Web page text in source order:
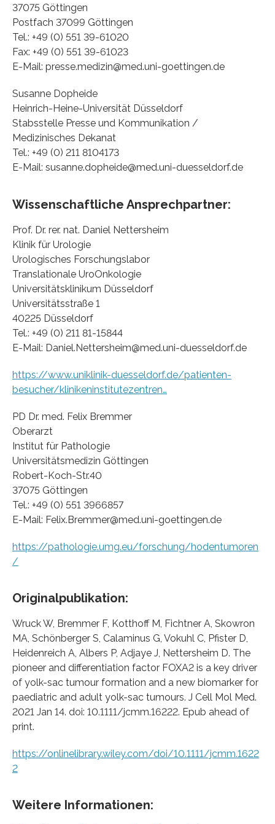
37075 Göttingen
Postfach 37099 Göttingen
Tel.: +49 (0) 551 39-61020
Fax: +49 (0) 551 39-61023
E-Mail: presse.medizin@med.uni-goettingen.de
Susanne Dopheide
Heinrich-Heine-Universität Düsseldorf
Stabsstelle Presse und Kommunikation /
Medizinisches Dekanat
Tel.: +49 (0) 211 8104173
E-Mail: susanne.dopheide@med.uni-duesseldorf.de
Wissenschaftliche Ansprechpartner:
Prof. Dr. rer. nat. Daniel Nettersheim
Klinik für Urologie
Urologisches Forschungslabor
Translationale UroOnkologie
Universitätsklinikum Düsseldorf
Universitätsstraße 1
40225 Düsseldorf
Tel.: +49 (0) 211 81-15844
E-Mail: Daniel.Nettersheim@med.uni-duesseldorf.de
https://www.uniklinik-duesseldorf.de/patienten-
besucher/klinikeninstitutezentren…
PD Dr. med. Felix Bremmer
Oberarzt
Institut für Pathologie
Universitätsmedizin Göttingen
Robert-Koch-Str.40
37075 Göttingen
Tel.: +49 (0) 551 3966857
E-Mail: Felix.Bremmer@med.uni-goettingen.de
https://pathologie.umg.eu/forschung/hodentumoren
/
Originalpublikation:
Wruck W, Bremmer F, Kotthoff M, Fichtner A, Skowron
MA, Schönberger S, Calaminus G, Vokuhl C, Pfister D,
Heidenreich A, Albers P, Adjaye J, Nettersheim D. The
pioneer and differentiation factor FOXA2 is a key driver
of yolk-sac tumour formation and a new biomarker for
paediatric and adult yolk-sac tumours. J Cell Mol Med.
2021 Jan 14. doi: 10.1111/jcmm.16222. Epub ahead of
print.
https://onlinelibrary.wiley.com/doi/10.1111/jcmm.1622
2
Weitere Informationen: